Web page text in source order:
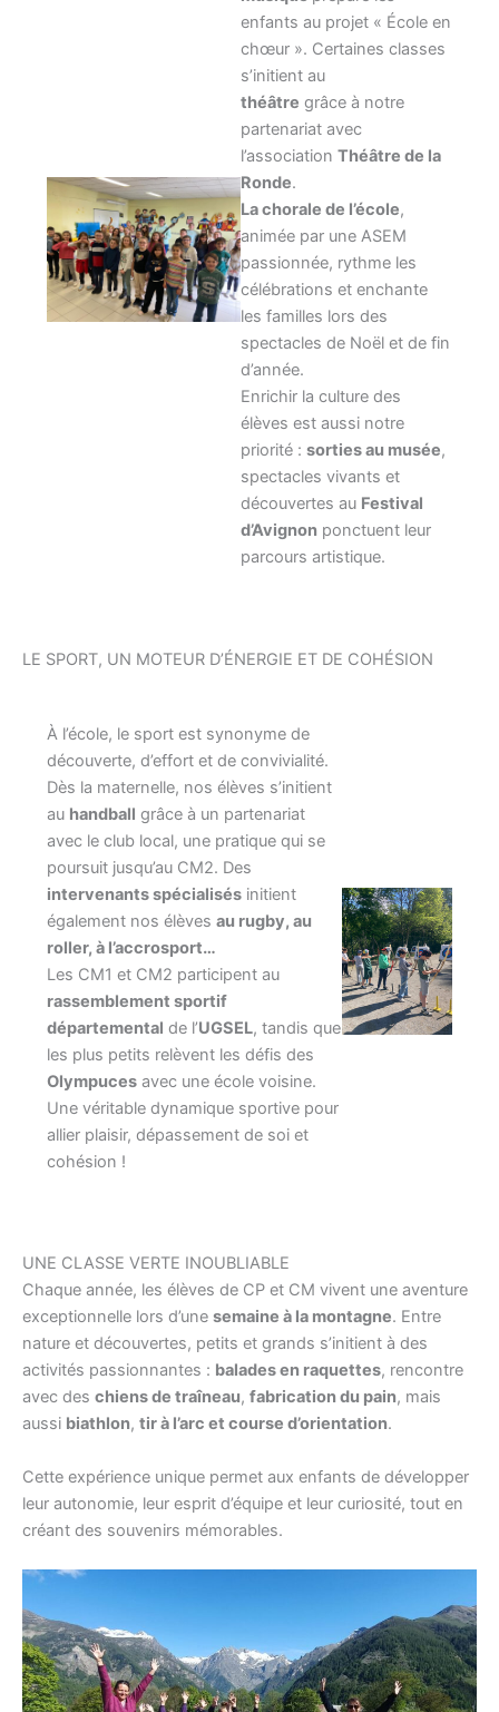
enfants au projet « École en
chœur ». Certaines classes
s’initient au
théâtre grâce à notre
partenariat avec
l’association Théâtre de la
Ronde.
La chorale de l’école,
animée par une ASEM
passionnée, rythme les
célébrations et enchante
les familles lors des
spectacles de Noël et de fin
d’année.
Enrichir la culture des
élèves est aussi notre
priorité : sorties au musée,
spectacles vivants et
découvertes au Festival
d’Avignonponctuent leur
parcours artistique.
LE SPORT, UN MOTEUR D’ÉNERGIE ET DE COHÉSION
À l’école, le sport est synonyme de
découverte, d’effort et de convivialité.
Dès la maternelle, nos élèves s’initient
au handball grâce à un partenariat
avec le club local, une pratique qui se
poursuit jusqu’au CM2. Des
intervenants spécialisésinitient
également nos élèves au rugby, au
roller, à l’accrosport…
Les CM1 et CM2 participent au
rassemblement sportif
départemental de l’UGSEL, tandis que
les plus petits relèvent les défis des
Olympucesavec une école voisine.
Une véritable dynamique sportive pour
allier plaisir, dépassement de soi et
cohésion !
UNE CLASSE VERTE INOUBLIABLE
Chaque année, les élèves de CP et CM vivent une aventure
exceptionnelle lors d’une semaine à la montagne. Entre
nature et découvertes, petits et grands s’initient à des
activités passionnantes : balades en raquettes, rencontre
avec des chiens de traîneau, fabrication du pain, mais
aussi biathlon, tir à l’arc et course d’orientation.
Cette expérience unique permet aux enfants de développer
leur autonomie, leur esprit d’équipe et leur curiosité, tout en
créant des souvenirs mémorables.